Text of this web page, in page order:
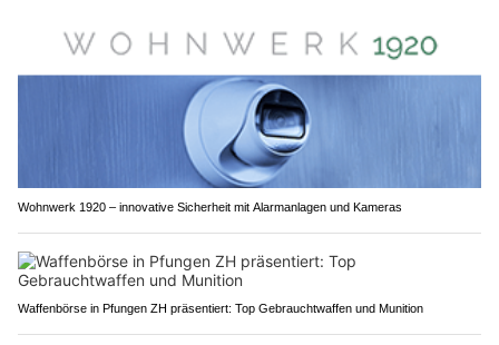
Wohnwerk 1920 – innovative Sicherheit mit Alarmanlagen und Kameras
Waffenbörse in Pfungen ZH präsentiert: Top Gebrauchtwaffen und Munition